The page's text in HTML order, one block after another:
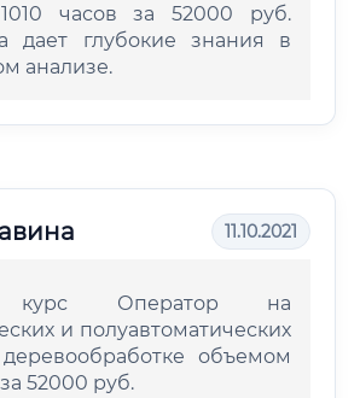
часов за 52000 руб.
дает глубокие знания в
анализе.
11.10.2021
курс Оператор на
и полуавтоматических
объемом
52000 руб.